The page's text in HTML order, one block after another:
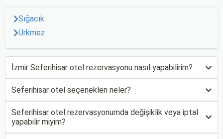
Sığacık
Ürkmez
İzmir Seferihisar otel rezervasyonu nasıl yapabilirim?
Seferihisar otel seçenekleri neler?
Seferihisar otel rezervasyonumda değişiklik veya iptal
yapabilir miyim?